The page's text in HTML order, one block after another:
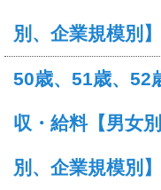
別、企業規模別】
50歳、51歳、52
収・給料【男女
別、企業規模別】